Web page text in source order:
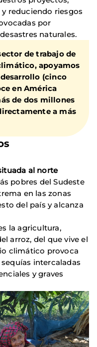
reduciendo riesgos
por
naturales.
de trabajo de
apoyamos
(cinco
en América
de dos millones
a más
al norte
pobres del Sudeste
en las zonas
del país y alcanza
la agricultura,
arroz, del que vive el
climático provoca
intercaladas
y graves